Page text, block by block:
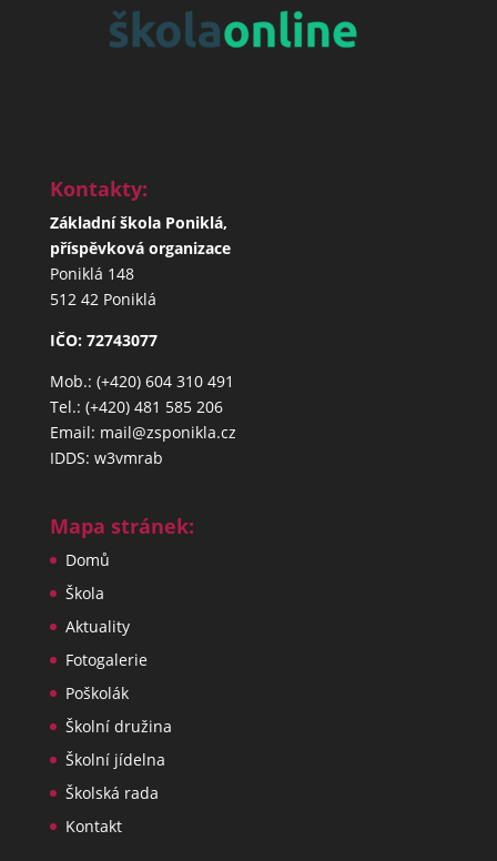
Kontakty:
Základní škola Poniklá,
příspěvková organizace
Poniklá 148
512 42 Poniklá
IČO: 72743077
Mob.: (+420) 604 310 491
Tel.: (+420) 481 585 206
Email: mail@zsponikla.cz
IDDS: w3vmrab
Mapa stránek:
Domů
Škola
Aktuality
Fotogalerie
Poškolák
Školní družina
Školní jídelna
Školská rada
Kontakt